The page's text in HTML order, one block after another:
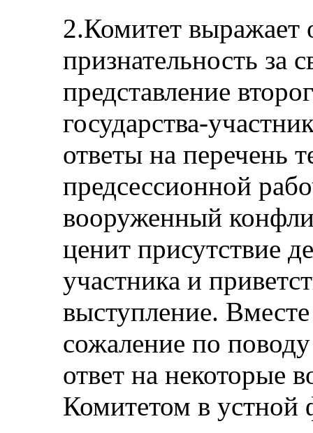
2.Комитет
признательность за
представление
государства-
ответы на перечень
предсессионной
вооруженный
ценит присутствие
участника и
выступление.
сожаление по
ответ на некоторые
Комитетом в устной